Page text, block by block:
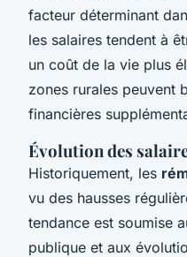
facteur déterminant
les salaires tendent à
un coût de la vie plus
zones rurales peuvent
financières
Évolution des
Historiquement, les
vu des hausses
tendance est soumise
publique et aux